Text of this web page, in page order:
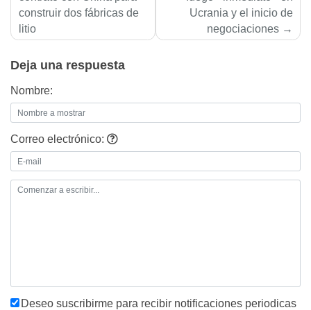
entradas
construir dos fábricas de
litio
Ucrania y el inicio de
negociaciones
Deja una respuesta
Nombre:
Correo electrónico:
Deseo suscribirme para recibir notificaciones periodicas